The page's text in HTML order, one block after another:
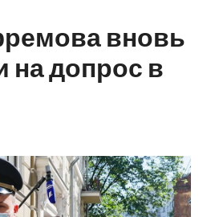
вновь
на допрос в